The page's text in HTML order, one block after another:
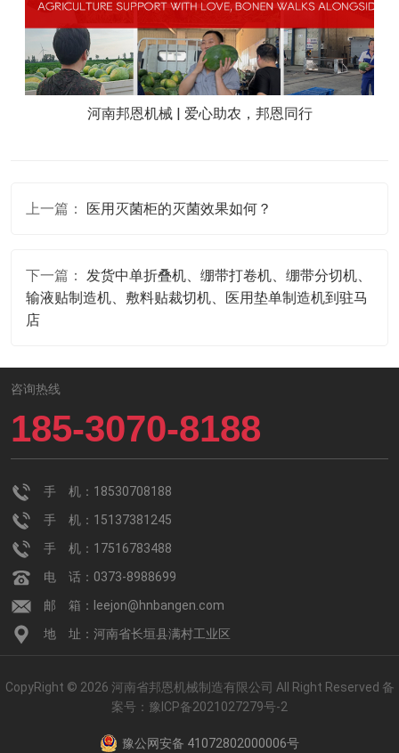
河南邦恩机械 | 爱心助农，邦恩同行
上一篇： 医用灭菌柜的灭菌效果如何？
下一篇： 发货中单折叠机、绷带打卷机、绷带分切机、
输液贴制造机、敷料贴裁切机、医用垫单制造机到驻马
店
咨询热线
185-3070-8188
手 机：18530708188
手 机：15137381245
手 机：17516783488
电 话：0373-8988699
邮 箱：leejon@hnbangen.com
地 址：河南省长垣县满村工业区
CopyRight © 2026 河南省邦恩机械制造有限公司 All Right Reserved 备
案号： 豫ICP备2021027279号-2
豫公网安备 41072802000006号